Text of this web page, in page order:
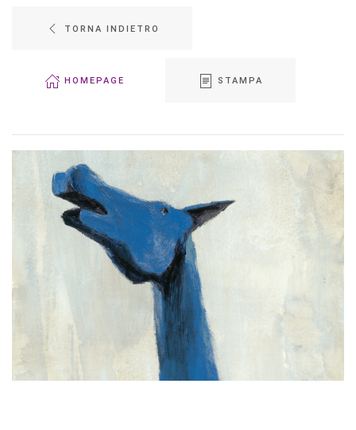
TORNA INDIETRO
HOMEPAGE STAMPA